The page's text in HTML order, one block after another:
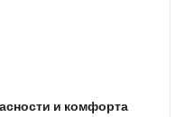
и комфорта